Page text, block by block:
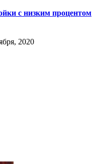
с низким процентом
2020